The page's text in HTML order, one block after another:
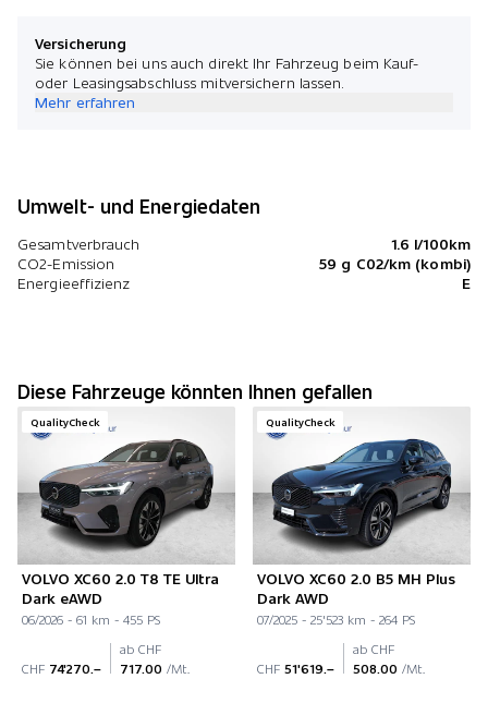
Versicherung
Sie können bei uns auch direkt Ihr Fahrzeug beim Kauf-
oder Leasingsabschluss mitversichern lassen.
Mehr erfahren
Umwelt- und Energiedaten
Gesamtverbrauch
1.6 l/100km
CO2-Emission
59 g C02/km (kombi)
Energieeffizienz
E
Diese Fahrzeuge könnten Ihnen gefallen
QualityCheck
VOLVO XC60 2.0 T8 TE Ultra
Dark eAWD
06/2026 - 61 km - 455 PS
CHF 74'270.–
ab CHF
717.00 /Mt.
QualityCheck
VOLVO XC60 2.0 B5 MH Plus
Dark AWD
07/2025 - 25'523 km - 264 PS
CHF 51'619.–
ab CHF
508.00 /Mt.